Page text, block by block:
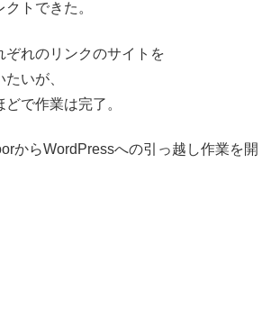
トできた。
ぞれのリンクのサイトを
いが、
で作業は完了。
からWordPressへの引っ越し作業を開